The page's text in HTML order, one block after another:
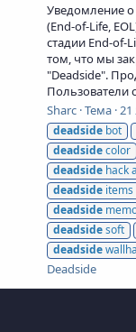
Уведомление
(End-of-Life,
стадии End-of-
том, что мы
"Deadside".
Пользователи
Sharc Тема 21
deadside bot
deadsidecolor
deadside hack
deadside items
deadside
deadsidesoft
deadside
Deadside